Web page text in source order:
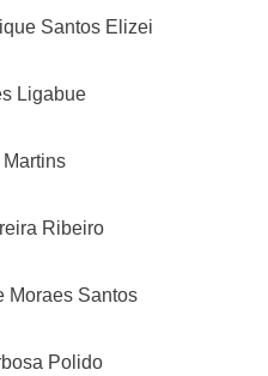
Santos Elizei
Ligabue
Ribeiro
Moraes Santos
Polido